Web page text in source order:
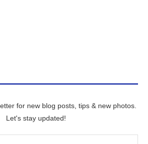
for new blog posts, tips & new photos.
Let's stay updated!